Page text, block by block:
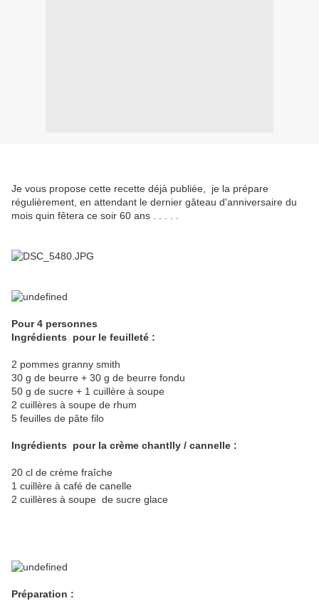
Je vous propose cette recette déjà publiée, je la prépare
régulièrement, en attendant le dernier gâteau d'anniversaire du
mois quin fêtera ce soir 60 ans . . . . .
Pour 4 personnes
Ingrédients pour le feuilleté :
2 pommes granny smith
30 g de beurre + 30 g de beurre fondu
50 g de sucre + 1 cuillère à soupe
2 cuillères à soupe de rhum
5 feuilles de pâte filo
Ingrédients pour la crème chantlly / cannelle :
20 cl de crème fraîche
1 cuillère à café de canelle
2 cuillères à soupe de sucre glace
Préparation :